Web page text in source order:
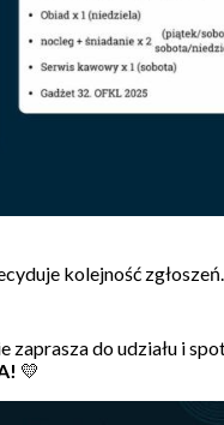
kolejność zgłoszeń.
zaprasza do udziału i
💛